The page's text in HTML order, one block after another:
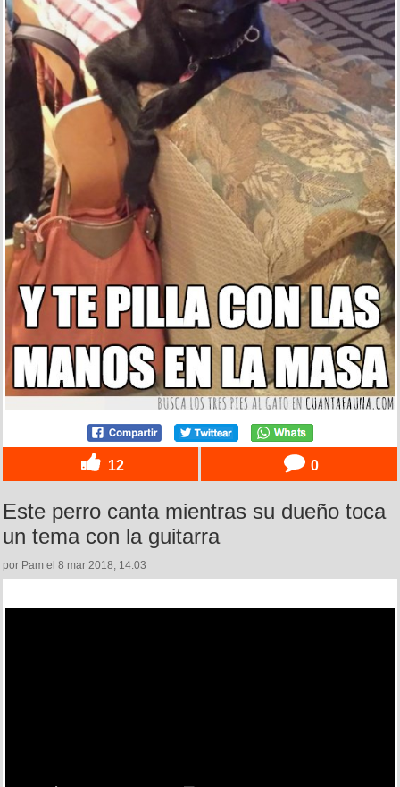
12 0
Este perro canta mientras su dueño toca
un tema con la guitarra
por Pam el 8 mar 2018, 14:03